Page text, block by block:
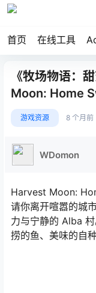
首页 在线工具
《牧场物语：
Moon: Home
游戏资源 8 个月前
WDomon
Harvest Moon:
请你离开喧嚣的城
力与宁静的 Alba
捞的鱼、美味的自